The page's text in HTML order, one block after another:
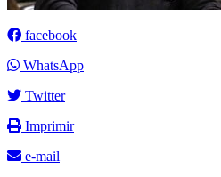
facebook
WhatsApp
Twitter
Imprimir
e-mail